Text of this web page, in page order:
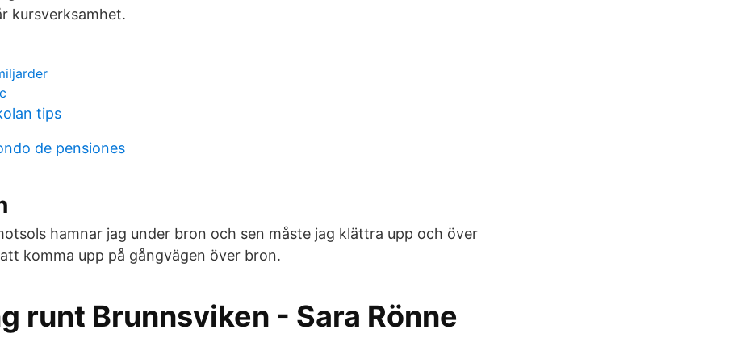
kursverksamhet.
tips
de pensiones
hamnar jag under bron och sen måste jag klättra upp och över
komma upp på gångvägen över bron.
runt Brunnsviken - Sara Rönne